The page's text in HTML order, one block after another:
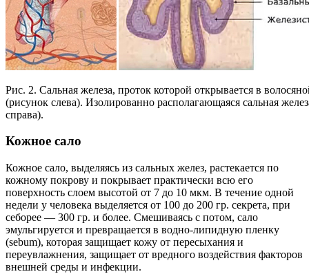
Рис. 2. Сальная железа, проток которой открывается в
(рисунок слева). Изолированно располагающаяся сальная
справа).
Кожное сало
Кожное сало, выделяясь из сальных желез, растекается по
кожному покрову и покрывает практически всю его
поверхность слоем высотой от 7 до 10 мкм. В течение одной
недели у человека выделяется от 100 до 200 гр. секрета, при
себорее — 300 гр. и более. Смешиваясь с потом, сало
эмульгируется и превращается в водно-липидную пленку
(sebum), которая защищает кожу от пересыхания и
переувлажнения, защищает от вредного воздействия факторов
внешней среды и инфекции.